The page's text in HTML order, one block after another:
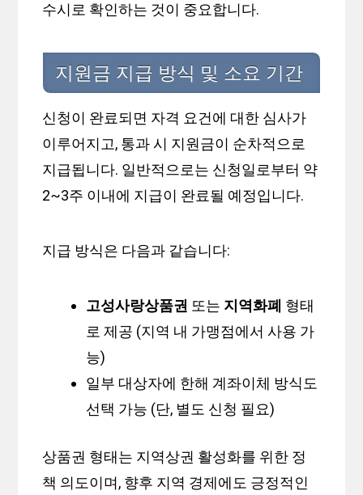
수시로 확인하는 것이 중요합니다.
지원금 지급 방식 및 소요 기간
신청이 완료되면 자격 요건에 대한 심사가
이루어지고, 통과 시 지원금이 순차적으로
지급됩니다. 일반적으로는 신청일로부터 약
2~3주 이내에 지급이 완료될 예정입니다.
지급 방식은 다음과 같습니다:
고성사랑상품권 또는 지역화폐 형태
로 제공 (지역 내 가맹점에서 사용 가
능)
일부 대상자에 한해 계좌이체 방식도
선택 가능 (단, 별도 신청 필요)
상품권 형태는 지역상권 활성화를 위한 정
책 의도이며, 향후 지역 경제에도 긍정적인